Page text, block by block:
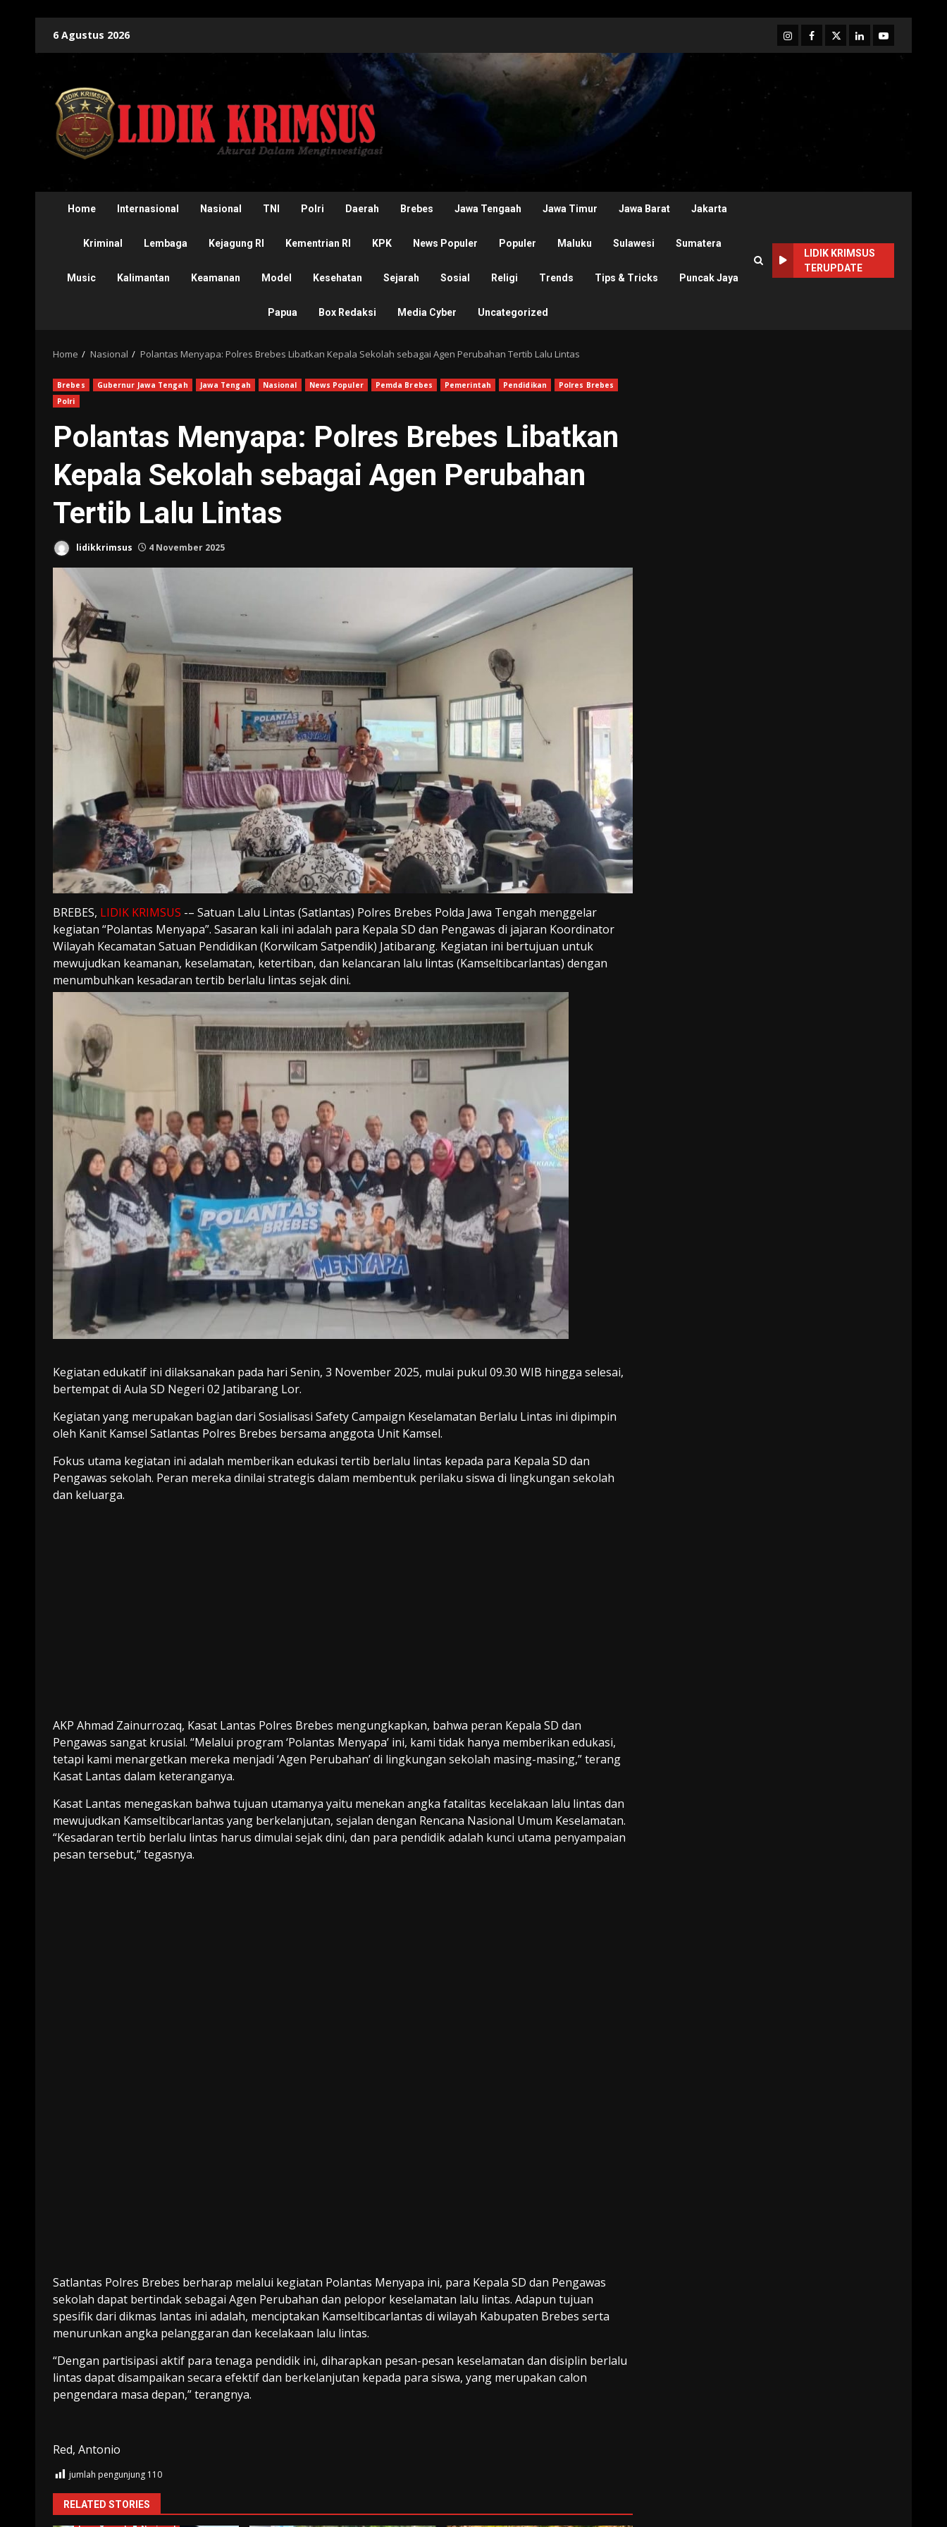
content
6 Agustus 2026 InstagramFacebook
TwitterLinkedinYoutube
Home Internasional Nasional TNI Polri Daerah Brebes Jawa Tengaah Jawa Timur Jawa Barat Jakarta
Kriminal Lembaga Kejagung RI Kementrian RI KPK News Populer Populer Maluku Sulawesi Sumatera
Music Kalimantan Keamanan Model Kesehatan Sejarah Sosial Religi Trends Tips & Tricks Puncak Jaya
Papua Box Redaksi Media Cyber Uncategorized
LIDIK KRIMSUS
TERUPDATE
Home Nasional Polantas Menyapa: Polres Brebes Libatkan Kepala Sekolah sebagai Agen Perubahan Tertib Lalu Lintas
Brebes Gubernur Jawa Tengah Jawa Tengah Nasional News Populer Pemda Brebes Pemerintah Pendidikan
Polres Brebes
Polri
Polantas Menyapa: Polres Brebes Libatkan
Kepala Sekolah sebagai Agen Perubahan
Tertib Lalu Lintas
lidikkrimsus 4 November 2025
BREBES, LIDIK KRIMSUS -– Satuan Lalu Lintas (Satlantas) Polres Brebes Polda Jawa Tengah menggelar
kegiatan “Polantas Menyapa”. Sasaran kali ini adalah para Kepala SD dan Pengawas di jajaran Koordinator
Wilayah Kecamatan Satuan Pendidikan (Korwilcam Satpendik) Jatibarang. Kegiatan ini bertujuan untuk
mewujudkan keamanan, keselamatan, ketertiban, dan kelancaran lalu lintas (Kamseltibcarlantas) dengan
menumbuhkan kesadaran tertib berlalu lintas sejak dini.
Kegiatan edukatif ini dilaksanakan pada hari Senin, 3 November 2025, mulai pukul 09.30 WIB hingga selesai,
bertempat di Aula SD Negeri 02 Jatibarang Lor.
Kegiatan yang merupakan bagian dari Sosialisasi Safety Campaign Keselamatan Berlalu Lintas ini dipimpin
oleh Kanit Kamsel Satlantas Polres Brebes bersama anggota Unit Kamsel.
Fokus utama kegiatan ini adalah memberikan edukasi tertib berlalu lintas kepada para Kepala SD dan
Pengawas sekolah. Peran mereka dinilai strategis dalam membentuk perilaku siswa di lingkungan sekolah
dan keluarga.
AKP Ahmad Zainurrozaq, Kasat Lantas Polres Brebes mengungkapkan, bahwa peran Kepala SD dan
Pengawas sangat krusial. “Melalui program ‘Polantas Menyapa’ ini, kami tidak hanya memberikan edukasi,
tetapi kami menargetkan mereka menjadi ‘Agen Perubahan’ di lingkungan sekolah masing-masing,” terang
Kasat Lantas dalam keteranganya.
Kasat Lantas menegaskan bahwa tujuan utamanya yaitu menekan angka fatalitas kecelakaan lalu lintas dan
mewujudkan Kamseltibcarlantas yang berkelanjutan, sejalan dengan Rencana Nasional Umum Keselamatan.
“Kesadaran tertib berlalu lintas harus dimulai sejak dini, dan para pendidik adalah kunci utama penyampaian
pesan tersebut,” tegasnya.
Satlantas Polres Brebes berharap melalui kegiatan Polantas Menyapa ini, para Kepala SD dan Pengawas
sekolah dapat bertindak sebagai Agen Perubahan dan pelopor keselamatan lalu lintas. Adapun tujuan
spesifik dari dikmas lantas ini adalah, menciptakan Kamseltibcarlantas di wilayah Kabupaten Brebes serta
menurunkan angka pelanggaran dan kecelakaan lalu lintas.
“Dengan partisipasi aktif para tenaga pendidik ini, diharapkan pesan-pesan keselamatan dan disiplin berlalu
lintas dapat disampaikan secara efektif dan berkelanjutan kepada para siswa, yang merupakan calon
pengendara masa depan,” terangnya.
Red, Antonio
jumlah pengunjung 110
RELATED STORIES
Brebes Humas Polri